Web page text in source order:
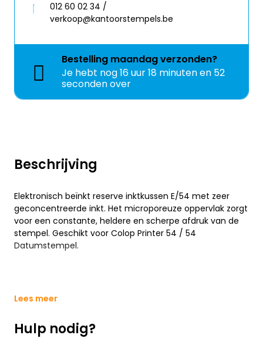
Beschrijving
Elektronisch beïnkt reserve inktkussen E/54 met zeer
geconcentreerde inkt. Het microporeuze oppervlak zorgt
voor een constante, heldere en scherpe afdruk van de
stempel. Geschikt voor Colop Printer 54 / 54
Datumstempel.
Lees meer
Hulp nodig?
012 60 02 34 /
verkoop@kantoorstempels.be
Bestelling maandagverzonden?
Je hebt nog16 uur 18 minuten en 52
seconden over